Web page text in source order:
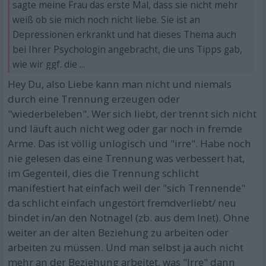
sagte meine Frau das erste Mal, dass sie nicht mehr
weiß ob sie mich noch nicht liebe. Sie ist an
Depressionen erkrankt und hat dieses Thema auch
bei Ihrer Psychologin angebracht, die uns Tipps gab,
wie wir ggf. die ...
Hey Du, also Liebe kann man nicht und niemals
durch eine Trennung erzeugen oder
"wiederbeleben". Wer sich liebt, der trennt sich nicht
und läuft auch nicht weg oder gar noch in fremde
Arme. Das ist völlig unlogisch und "irre". Habe noch
nie gelesen das eine Trennung was verbessert hat,
im Gegenteil, dies die Trennung schlicht
manifestiert hat einfach weil der "sich Trennende"
da schlicht einfach ungestört fremdverliebt/ neu
bindet in/an den Notnagel (zb. aus dem Inet). Ohne
weiter an der alten Beziehung zu arbeiten oder
arbeiten zu müssen. Und man selbst ja auch nicht
mehr an der Beziehung arbeitet, was "Irre" dann